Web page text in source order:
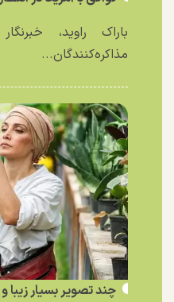
باراک راوید،
مذاکره‌کنندگان...
چند تصویر بسیار زیبا